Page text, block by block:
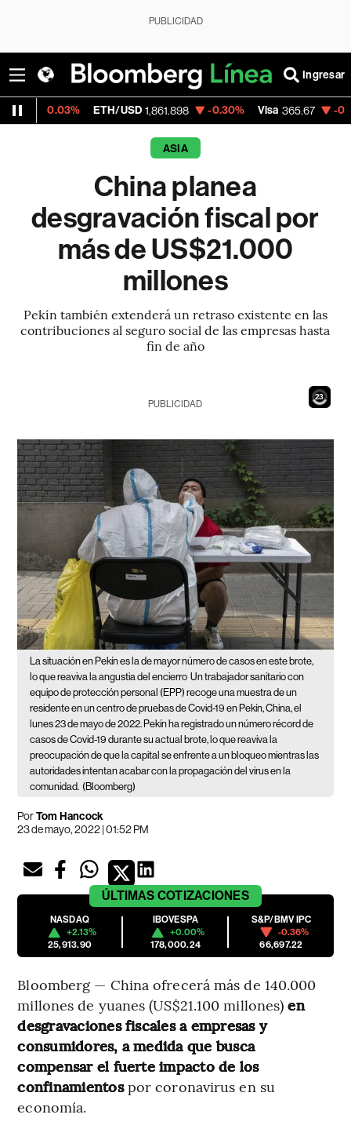
PUBLICIDAD
Ingresar
ETH/USD 1,861.898 -0.30% Visa 365.67 -0.13%
ASIA
China planea
desgravación fiscal por
más de US$21.000
millones
Pekín también extenderá un retraso existente en las
contribuciones al seguro social de las empresas hasta
fin de año
21
PUBLICIDAD
La situación en Pekín es la de mayor número de casos en este brote,
lo que reaviva la angustia del encierro Un trabajador sanitario con
equipo de protección personal (EPP) recoge una muestra de un
residente en un centro de pruebas de Covid-19 en Pekín, China, el
lunes 23 de mayo de 2022. Pekín ha registrado un número récord de
casos de Covid-19 durante su actual brote, lo que reaviva la
preocupación de que la capital se enfrente a un bloqueo mientras las
autoridades intentan acabar con la propagación del virus en la
comunidad. (Bloomberg)
PorTom Hancock
23 de mayo, 2022 | 01:52 PM
ÚLTIMAS COTIZACIONES
NASDAQ
+2.13%
25,913.90
IBOVESPA
+0.00%
178,000.24
S&P/BMV IPC
-0.36%
66,697.22
Bloomberg — China ofrecerá más de 140.000
millones de yuanes (US$21.100 millones)en
desgravaciones fiscales a empresas y
consumidores, a medida que busca
compensar el fuerte impacto de los
confinamientospor coronavirus en su
economía.